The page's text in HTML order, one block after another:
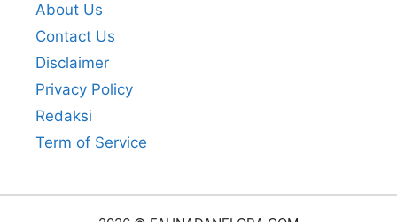
About Us
Contact Us
Disclaimer
Privacy Policy
Redaksi
Term of Service